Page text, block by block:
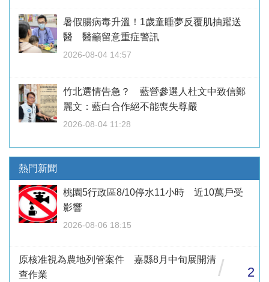
暑假腸病毒升溫！1歲童睡夢反覆肌抽躍送
醫 醫籲留意重症警訊
2026-08-04 14:57
竹北選情告急？ 藍營參選人杜文中致信鄭
麗文：藍白合作絕不能喪失尊嚴
2026-08-04 11:28
熱門新聞
桃園5行政區8/10停水11小時 近10萬戶受
影響
2026-08-06 18:15
原核准視為農地列管案件 嘉縣8月中旬展開清
查作業
/ 2